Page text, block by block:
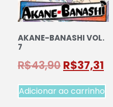
AKANE-BANASHI VOL.
7
R$43,90 R$37,31
Adicionar ao carrinho